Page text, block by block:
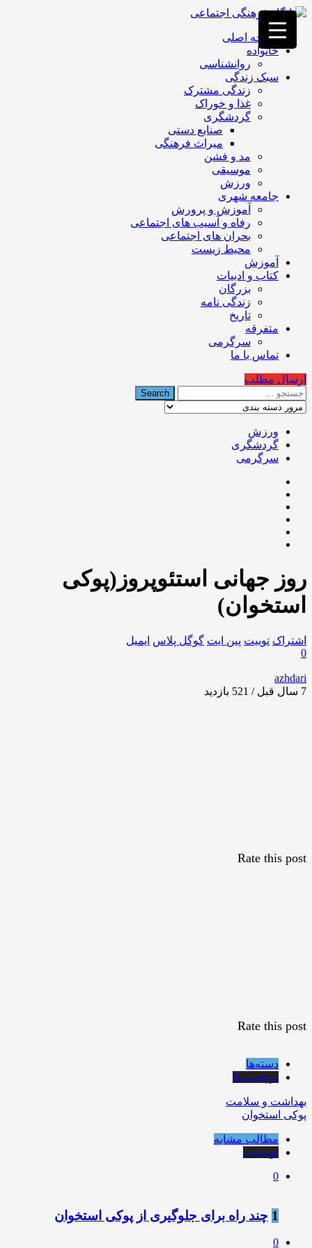
فصد
خون
غرب
تهران
خشکشویی
تصفیه
تهران
صفحه اصلی
خانواده
روانشناسی
سبک زندگی
زندگی مشترک
غذا و خوراک
گردشگری
صنایع دستی
میراث فرهنگی
مد و فشن
موسیقی
ورزش
جامعه شهری
آموزش و پرورش
رفاه و آسیب های اجتماعی
بحران های اجتماعی
محیط زیست
آموزش
کتاب و ادبیات
بزرگان
زندگی نامه
تاریخ
متفرقه
سرگرمی
تماس با ما
ارسال مطلب
ورزش
گردشگری
سرگرمی
روز جهانی استئوپروز(پوکی
استخوان)
اشتراک توییت پین ایت گوگل‌ پلاس ایمیل
0
azhdari
7 سال قبل / 521
بازدید
Rate this post
Rate this post
دسته‌ها
برچسب‌ها
بهداشت و سلامت
پوکی استخوان
مطالب مشابه
نویسنده
0
1 چند راه برای جلوگیری از پوکی استخوان
0